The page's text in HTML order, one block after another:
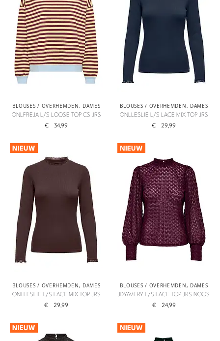
BLOUSES / OVERHEMDEN, DAMES
ONLFREJA L/S LOOSE TOP CS JRS
€ 34,99
BLOUSES / OVERHEMDEN, DAMES
ONLLESLIE L/S LACE MIX TOP JRS
€ 29,99
NIEUW
BLOUSES / OVERHEMDEN, DAMES
ONLLESLIE L/S LACE MIX TOP JRS
€ 29,99
NIEUW
BLOUSES / OVERHEMDEN, DAMES
JDYAVERY L/S LACE TOP JRS NOOS
€ 24,99
NIEUW NIEUW